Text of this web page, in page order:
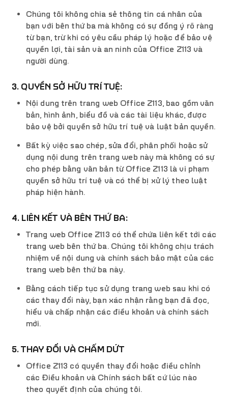
Chúng tôi không chia sẻ thông tin cá nhân của
bạn với bên thứ ba mà không có sự đồng ý rõ ràng
từ bạn, trừ khi có yêu cầu pháp lý hoặc để bảo vệ
quyền lợi, tài sản và an ninh của Office Z113 và
người dùng.
3. QUYỀN SỞ HỮU TRÍ TUỆ:
Nội dung trên trang web Office Z113, bao gồm văn
bản, hình ảnh, biểu đồ và các tài liệu khác, được
bảo vệ bởi quyền sở hữu trí tuệ và luật bản quyền.
Bất kỳ việc sao chép, sửa đổi, phân phối hoặc sử
dụng nội dung trên trang web này mà không có sự
cho phép bằng văn bản từ Office Z113 là vi phạm
quyền sở hữu trí tuệ và có thể bị xử lý theo luật
pháp hiện hành.
4. LIÊN KẾT VÀ BÊN THỨ BA:
Trang web Office Z113 có thể chứa liên kết tới các
trang web bên thứ ba. Chúng tôi không chịu trách
nhiệm về nội dung và chính sách bảo mật của các
trang web bên thứ ba này.
Bằng cách tiếp tục sử dụng trang web sau khi có
các thay đổi này, bạn xác nhận rằng bạn đã đọc,
hiểu và chấp nhận các điều khoản và chính sách
mới.
5. THAY ĐỔI VÀ CHẤM DỨT
Office Z113 có quyền thay đổi hoặc điều chỉnh
các Điều khoản và Chính sách bất cứ lúc nào
theo quyết định của chúng tôi.